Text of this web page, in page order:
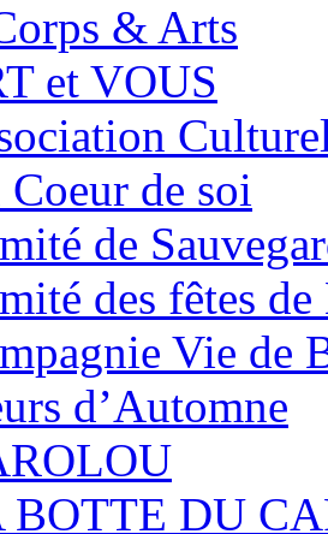
& Arts
et VOUS
de soi
de
des fêtes
Vie de
d’Automne
BOTTE DU